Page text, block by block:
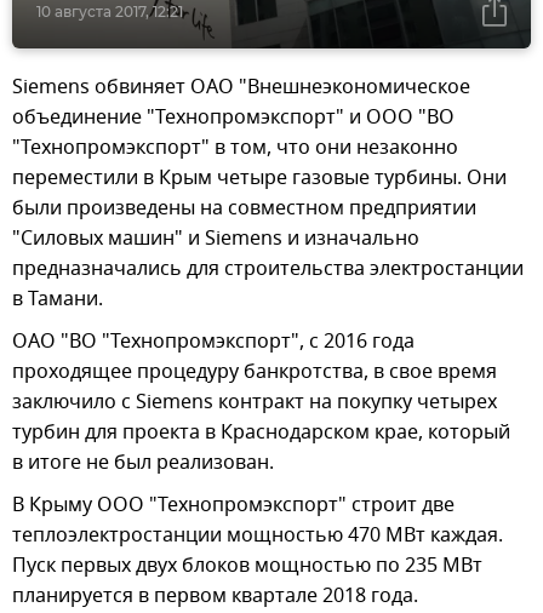
10 августа 2017, 12:21
Siemens обвиняет ОАО "Внешнеэкономическое
объединение "Технопромэкспорт" и ООО "ВО
"Технопромэкспорт" в том, что они незаконно
переместили в Крым четыре газовые турбины. Они
были произведены на совместном предприятии
"Силовых машин" и Siemens и изначально
предназначались для строительства электростанции
в Тамани.
ОАО "ВО "Технопромэкспорт", с 2016 года
проходящее процедуру банкротства, в свое время
заключило с Siemens контракт на покупку четырех
турбин для проекта в Краснодарском крае, который
в итоге не был реализован.
В Крыму ООО "Технопромэкспорт" строит две
теплоэлектростанции мощностью 470 МВт каждая.
Пуск первых двух блоков мощностью по 235 МВт
планируется в первом квартале 2018 года.